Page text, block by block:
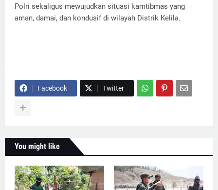
Polri sekaligus mewujudkan situasi kamtibmas yang
aman, damai, dan kondusif di wilayah Distrik Kelila.
Facebook Twitter
You might like